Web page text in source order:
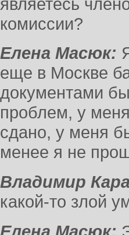
являетесь
комиссии?
Елена Масюк:
еще в Москве
документами
проблем, у
сдано, у меня
менее я не
Владимир
какой-то злой